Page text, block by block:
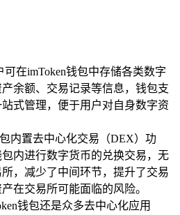
可在imToken钱包中存储各类数字
余额、交易记录等信息，钱包支
式管理，便于用户对自身数字资
内置去中心化交易（DEX）功
内进行数字货币的兑换交易，无
，减少了中间环节，提升了交易
在交易所可能面临的风险。
钱包还是众多去中心化应用